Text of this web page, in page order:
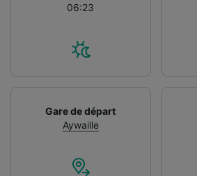
06:23
Gare de départ
Aywaille